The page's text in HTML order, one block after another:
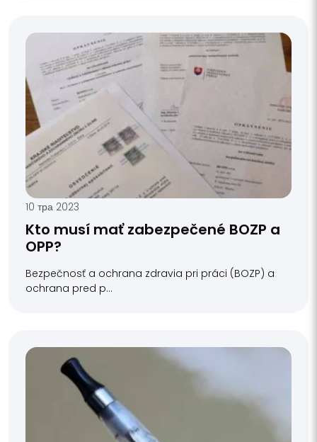
10 тра 2023
Kto musí mať zabezpečené BOZP a
OPP?
Bezpečnosť a ochrana zdravia pri práci (BOZP) a
ochrana pred p...